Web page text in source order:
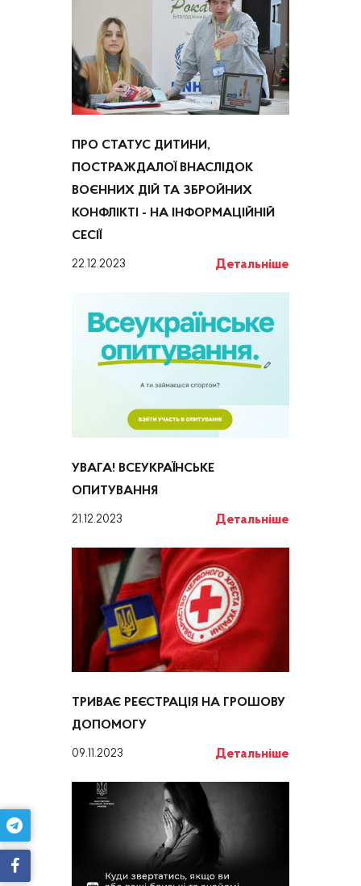
ПРО СТАТУС ДИТИНИ,
ПОСТРАЖДАЛОЇ ВНАСЛІДОК
ВОЄННИХ ДІЙ ТА ЗБРОЙНИХ
КОНФЛІКТІ - НА ІНФОРМАЦІЙНІЙ
СЕСІЇ
22.12.2023 Детальніше
УВАГА! ВСЕУКРАЇНСЬКЕ
ОПИТУВАННЯ
21.12.2023 Детальніше
ТРИВАЄ РЕЄСТРАЦІЯ НА ГРОШОВУ
ДОПОМОГУ
09.11.2023 Детальніше